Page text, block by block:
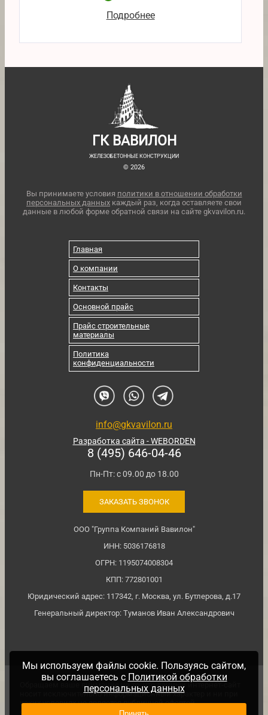
Подробнее
ГК ВАВИЛОН
ЖЕЛЕЗОБЕТОННЫЕ КОНСТРУКЦИИ
© 2026
Вы принимаете условия политики в отношении обработки
персональных данных каждый раз, когда оставляете свои
данные в любой форме обратной связи на сайте gkvavilon.ru.
Главная
О компании
Контакты
Основной прайс
Прайс строительные
материалы
Политика
конфиденциальности
info@gkvavilon.ru
Разработка сайта - WEBORDEN
8 (495) 646-04-46
Пн-Пт: с 09.00 до 18.00
ЗАКАЗАТЬ ЗВОНОК
ООО "Группа Компаний Вавилон"
ИНН: 5036176818
ОГРН: 1195074008304
КПП: 772801001
Юридический адрес: 117342, г. Москва, ул. Бутлерова, д.17
Генеральный директор: Туманов Иван Александрович
Обращаем ваше внимание на то, что данный интернет-сайт
носит исключительно информационный характер и ни при
каких условиях не является публичной офертой,
определяемой положениями ч. 2 ст. №437 Гражданского
Мы используем файлы cookie. Пользуясь сайтом,
вы соглашаетесь с Политикой обработки
персональных данных